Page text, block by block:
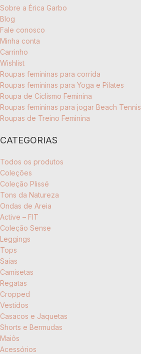
Sobre a Érica Garbo
Blog
Fale conosco
Minha conta
Carrinho
Wishlist
Roupas femininas para corrida
Roupas femininas para Yoga e Pilates
Roupa de Ciclismo Feminina
Roupas femininas para jogar Beach Tennis
Roupas de Treino Feminina
CATEGORIAS
Todos os produtos
Coleções
Coleção Plissé
Tons da Natureza
Ondas de Areia
Active – FIT
Coleção Sense
Leggings
Tops
Saias
Camisetas
Regatas
Cropped
Vestidos
Casacos e Jaquetas
Shorts e Bermudas
Maiôs
Acessórios